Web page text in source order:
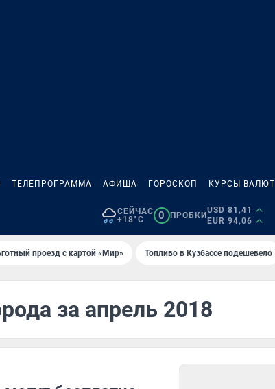
ТЕЛЕПРОГРАММА АФИША ГОРОСКОП КУРСЫ ВАЛЮТ
СЕЙЧАС
+18°C
0 ПРОБКИ
USD 81,41
EUR 94,06
проезд с картой «Мир» Топливо в Кузбассе подешевело
за апрель 2018